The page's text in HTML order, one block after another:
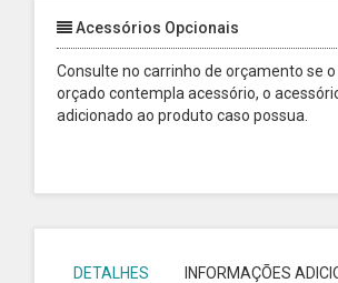
Acessórios Opcionais
Consulte no carrinho de orçamento se
orçado contempla acessório, o
adicionado ao produto caso possua.
DETALHES INFORMAÇÕES